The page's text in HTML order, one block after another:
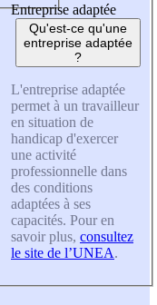
Entreprise adaptée
Qu'est-ce qu'une
entreprise adaptée
?
L'entreprise adaptée
permet à un travailleur
en situation de
handicap d'exercer
une activité
professionnelle dans
des conditions
adaptées à ses
capacités. Pour en
savoir plus, consultez
le site de l’UNEA.